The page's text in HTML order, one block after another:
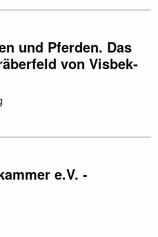
und Pferden. Das
von Visbek-
e.V. -